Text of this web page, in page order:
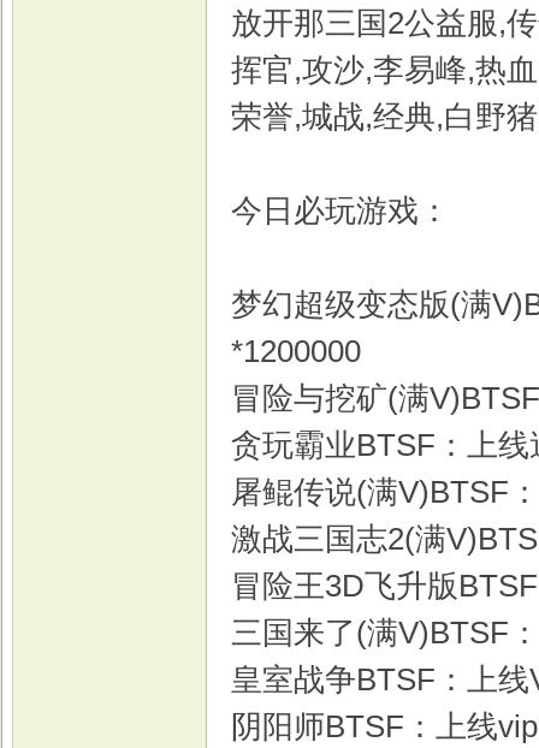
放开那三国2公益服,
挥官,攻沙,李易峰,热
荣誉,城战,经典,白野
今日必玩游戏：
梦幻超级变态版(满
*1200000
冒险与挖矿(满
贪玩霸业BTSF：上
屠鲲传说(满V)BTSF
激战三国志2(满
冒险王3D飞升版
三国来了(满V)BTSF
皇室战争BTSF：上
阴阳师BTSF：上线